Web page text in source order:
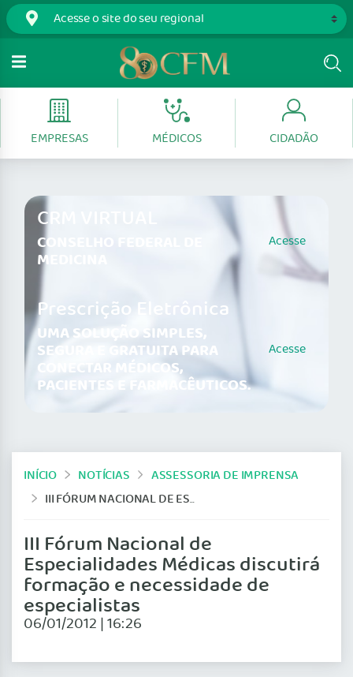
EMPRESAS MÉDICOS CIDADÃO
CRM VIRTUAL
CONSELHO FEDERAL DE
MEDICINA
Acesse
Prescrição Eletrônica
UMA SOLUÇÃO SIMPLES,
SEGURA E GRATUITA PARA
CONECTAR MÉDICOS,
PACIENTES E FARMACÊUTICOS.
Acesse
INÍCIO NOTÍCIAS
ASSESSORIA DE IMPRENSA
III FÓRUM NACIONAL DE ESPECIALIDADES MÉDICAS DISCUTIRÁ FORMAÇÃO E NECESSIDADE DE ESPECIALISTAS
III Fórum Nacional de
Especialidades Médicas discutirá
formação e necessidade de
especialistas
06/01/2012 | 16:26